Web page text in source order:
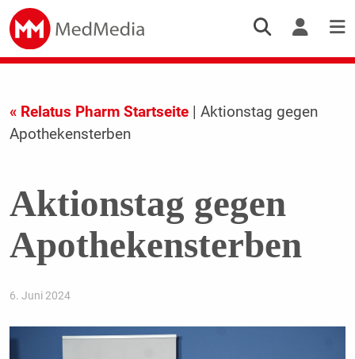
« Relatus Pharm Startseite| Aktionstag gegen
Apothekensterben
Aktionstag gegen
Apothekensterben
6. Juni 2024